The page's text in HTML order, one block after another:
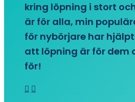
kring löpning i stort
är för alla, min
för nybörjare har
att löpning är för dem
för!